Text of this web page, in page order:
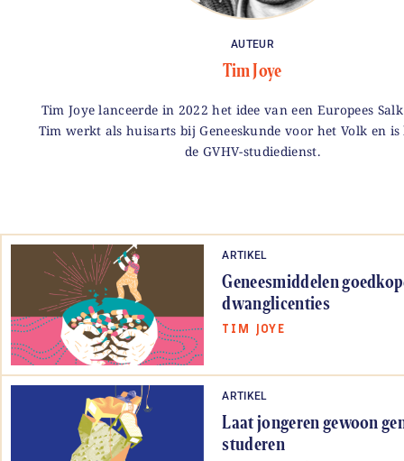
AUTEUR
Tim Joye
Tim Joye lanceerde in 2022 het idee van een Europees
Tim werkt als huisarts bij Geneeskunde voor het Volk en
de GVHV-studiedienst.
ARTIKEL
Geneesmiddelen
dwanglicenties
TIM JOYE
ARTIKEL
Laat jongeren gewoon
studeren